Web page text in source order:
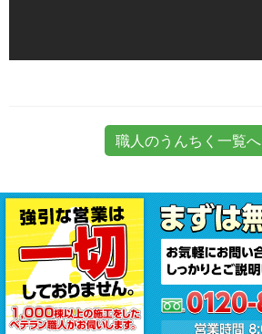
職人のうんちく一覧へ